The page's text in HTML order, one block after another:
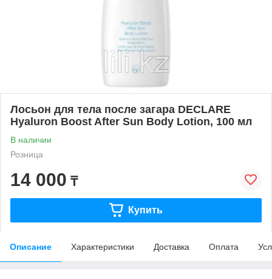
Лосьон для тела после загара DECLARE
Hyaluron Boost After Sun Body Lotion, 100 мл
В наличии
Розница
14 000 ₸
Купить
Описание Характеристики Доставка Оплата